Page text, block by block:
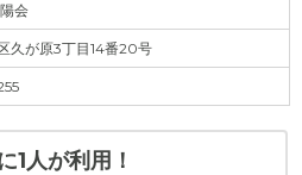
会
久が原3丁目14番20号
1人が利用！